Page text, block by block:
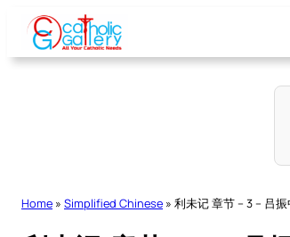
Skip
content
Home » Simplified Chinese » 利未记 章节 – 3 – 吕